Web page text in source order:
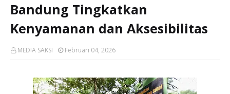
Bandung Tingkatkan
Kenyamanan dan Aksesibilitas
MEDIA SAKSI Februari 04, 2026